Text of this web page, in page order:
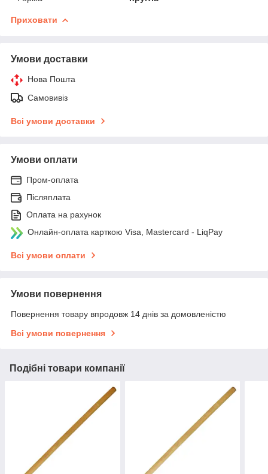
Приховати
Умови доставки
Нова Пошта
Самовивіз
Всі умови доставки
Умови оплати
Пром-оплата
Післяплата
Оплата на рахунок
Онлайн-оплата карткою Visa, Mastercard - LiqPay
Всі умови оплати
Умови повернення
Повернення товару впродовж 14 днів за домовленістю
Всі умови повернення
Подібні товари компанії